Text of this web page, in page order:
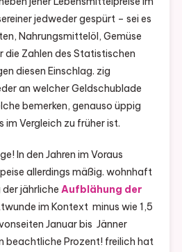
jedweder gespürt – sei es
Nahrungsmittelöl, Gemüse
die Zahlen des Statistischen
diesen Einschlag. zig
an welcher Geldschublade
bemerken, genauso üppig
im Vergleich zu früher ist.
In den Jahren im Voraus
allerdings mäßig. wohnhaft
jährliche Aufblähung der
im Kontext minus wie 1,5
Januar bis Jänner
beachtliche Prozent! freilich hat